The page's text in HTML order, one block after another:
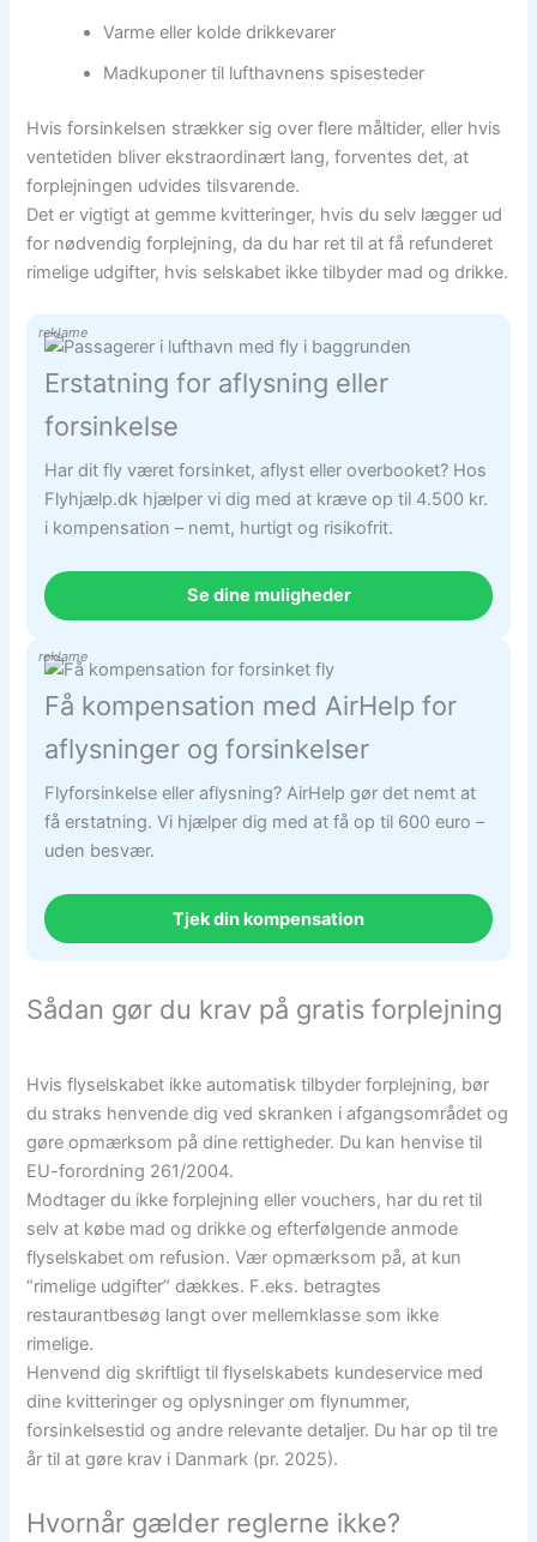
Varme eller kolde drikkevarer
Madkuponer til lufthavnens spisesteder
Hvis forsinkelsen strækker sig over flere måltider, eller hvis
ventetiden bliver ekstraordinært lang, forventes det, at
forplejningen udvides tilsvarende.
Det er vigtigt at gemme kvitteringer, hvis du selv lægger ud
for nødvendig forplejning, da du har ret til at få refunderet
rimelige udgifter, hvis selskabet ikke tilbyder mad og drikke.
reklame
Erstatning for aflysning eller
forsinkelse
Har dit fly været forsinket, aflyst eller overbooket? Hos
Flyhjælp.dk hjælper vi dig med at kræve op til 4.500 kr.
i kompensation – nemt, hurtigt og risikofrit.
Se dine muligheder
reklame
Få kompensation med AirHelp for
aflysninger og forsinkelser
Flyforsinkelse eller aflysning? AirHelp gør det nemt at
få erstatning. Vi hjælper dig med at få op til 600 euro –
uden besvær.
Tjek din kompensation
Sådan gør du krav på gratis forplejning
Hvis flyselskabet ikke automatisk tilbyder forplejning, bør
du straks henvende dig ved skranken i afgangsområdet og
gøre opmærksom på dine rettigheder. Du kan henvise til
EU-forordning 261/2004.
Modtager du ikke forplejning eller vouchers, har du ret til
selv at købe mad og drikke og efterfølgende anmode
flyselskabet om refusion. Vær opmærksom på, at kun
“rimelige udgifter” dækkes. F.eks. betragtes
restaurantbesøg langt over mellemklasse som ikke
rimelige.
Henvend dig skriftligt til flyselskabets kundeservice med
dine kvitteringer og oplysninger om flynummer,
forsinkelsestid og andre relevante detaljer. Du har op til tre
år til at gøre krav i Danmark (pr. 2025).
Hvornår gælder reglerne ikke?